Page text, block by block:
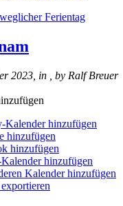
Ferientag
2023, in , by Ralf Breuer
Kalender hinzufügen
hinzufügen
hinzufügen
hinzufügen
Kalender hinzufügen